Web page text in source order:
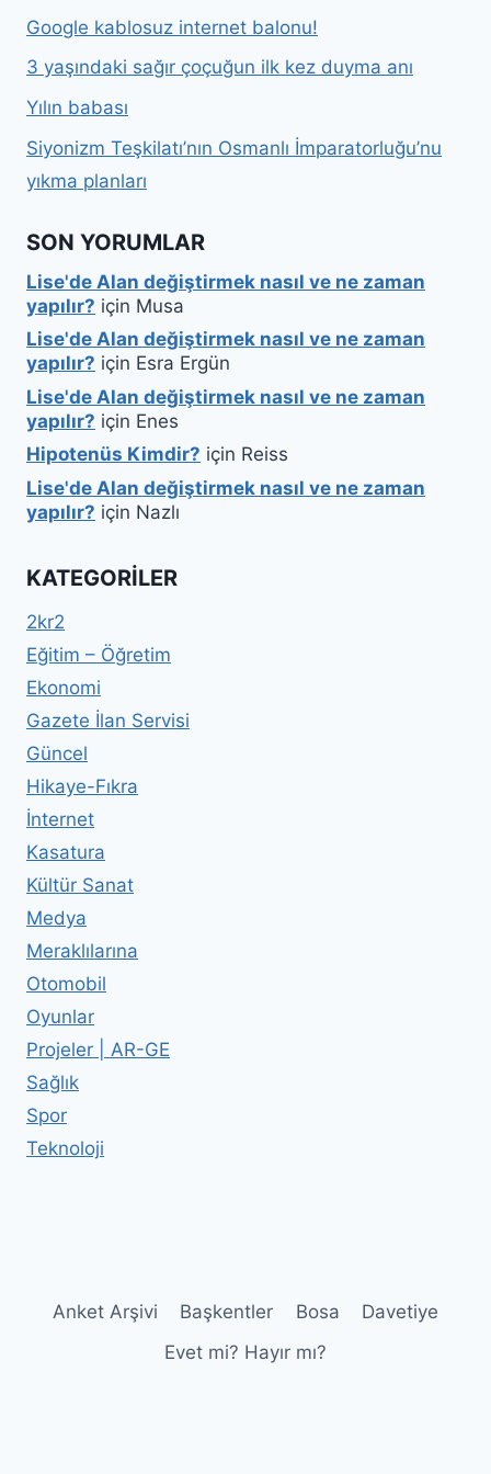
Google kablosuz internet balonu!
3 yaşındaki sağır çoçuğun ilk kez duyma anı
Yılın babası
Siyonizm Teşkilatı’nın Osmanlı İmparatorluğu’nu
yıkma planları
SON YORUMLAR
Lise'de Alan değiştirmek nasıl ve ne zaman
yapılır? için Musa
Lise'de Alan değiştirmek nasıl ve ne zaman
yapılır? için Esra Ergün
Lise'de Alan değiştirmek nasıl ve ne zaman
yapılır? için Enes
Hipotenüs Kimdir? için Reiss
Lise'de Alan değiştirmek nasıl ve ne zaman
yapılır? için Nazlı
KATEGORILER
2kr2
Eğitim – Öğretim
Ekonomi
Gazete İlan Servisi
Güncel
Hikaye-Fıkra
İnternet
Kasatura
Kültür Sanat
Medya
Meraklılarına
Otomobil
Oyunlar
Projeler | AR-GE
Sağlık
Spor
Teknoloji
Anket Arşivi Başkentler Bosa
Davetiye
Evet mi? Hayır mı?